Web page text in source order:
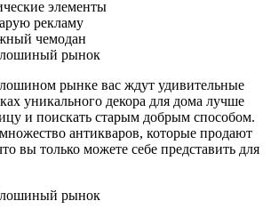
рынке вас ждут удивительные
уникального декора для дома лучше
и поискать старым добрым способом.
антикваров, которые продают
вы только можете себе представить для